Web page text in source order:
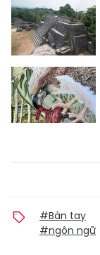
#Bàn tay
#ngôn ngữ